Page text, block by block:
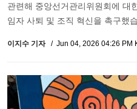
관련해 중앙선거관리위원회에 대
임자 사퇴 및 조직 혁신을 촉구했
이지수 기자 Jun 04, 2026 04:26 PM